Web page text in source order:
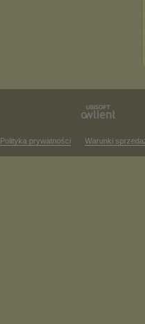
Polityka prywatności Warunki